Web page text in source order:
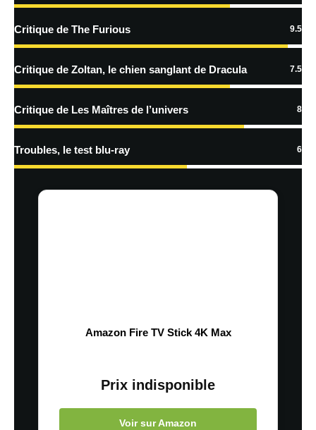
Critique de The Furious 9.5
Critique de Zoltan, le chien sanglant de Dracula 7.5
Critique de Les Maîtres de l’univers 8
Troubles, le test blu-ray 6
Amazon Fire TV Stick 4K Max
Prix indisponible
Voir sur Amazon